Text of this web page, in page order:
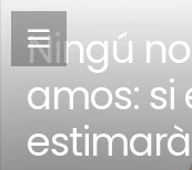
Ningú
amos: si